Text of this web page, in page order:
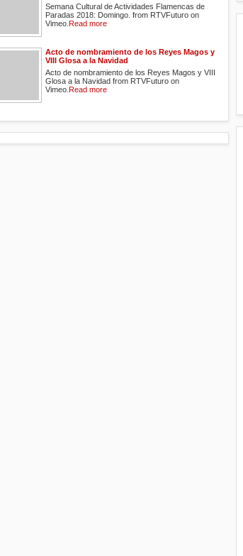
Semana Cultural de Actividades Flamencas de
Paradas 2018: Domingo. from RTVFuturo on
Vimeo. Read more
Acto de nombramiento de los Reyes Magos y
VIII Glosa a la Navidad
Acto de nombramiento de los Reyes Magos y VIII
Glosa a la Navidad from RTVFuturo on
Vimeo. Read more